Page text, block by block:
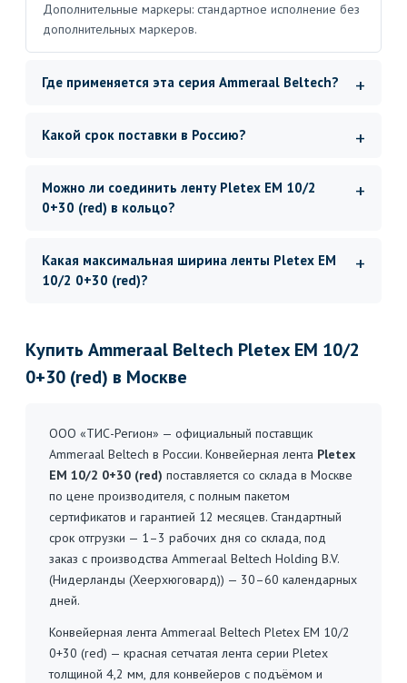
Дополнительные маркеры: стандартное исполнение без
дополнительных маркеров.
Где применяется эта серия Ammeraal Beltech?
Какой срок поставки в Россию?
Можно ли соединить ленту Pletex EM 10/2
0+30 (red) в кольцо?
Какая максимальная ширина ленты Pletex EM
10/2 0+30 (red)?
Купить Ammeraal Beltech Pletex EM 10/2
0+30 (red) в Москве
ООО «ТИС-Регион» — официальный поставщик
Ammeraal Beltech в России. Конвейерная лента Pletex
EM 10/2 0+30 (red) поставляется со склада в Москве
по цене производителя, с полным пакетом
сертификатов и гарантией 12 месяцев. Стандартный
срок отгрузки — 1–3 рабочих дня со склада, под
заказ с производства Ammeraal Beltech Holding B.V.
(Нидерланды (Хеерхюговард)) — 30–60 календарных
дней.
Конвейерная лента Ammeraal Beltech Pletex EM 10/2
0+30 (red) — красная сетчатая лента серии Pletex
толщиной 4,2 мм, для конвейеров с подъёмом и